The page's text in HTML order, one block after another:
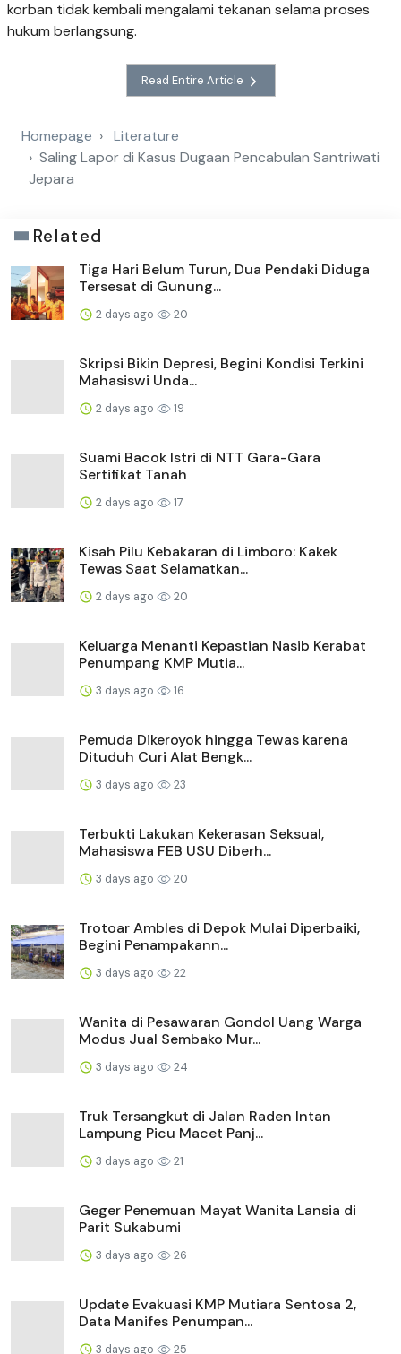
korban tidak kembali mengalami tekanan selama proses
hukum berlangsung.
Read Entire Article
Homepage
Literature
Saling Lapor di Kasus Dugaan Pencabulan Santriwati
Jepara
Related
Tiga Hari Belum Turun, Dua Pendaki Diduga
Tersesat di Gunung...
2 days ago 20
Skripsi Bikin Depresi, Begini Kondisi Terkini
Mahasiswi Unda...
2 days ago 19
Suami Bacok Istri di NTT Gara-Gara
Sertifikat Tanah
2 days ago 17
Kisah Pilu Kebakaran di Limboro: Kakek
Tewas Saat Selamatkan...
2 days ago 20
Keluarga Menanti Kepastian Nasib Kerabat
Penumpang KMP Mutia...
3 days ago 16
Pemuda Dikeroyok hingga Tewas karena
Dituduh Curi Alat Bengk...
3 days ago 23
Terbukti Lakukan Kekerasan Seksual,
Mahasiswa FEB USU Diberh...
3 days ago 20
Trotoar Ambles di Depok Mulai Diperbaiki,
Begini Penampakann...
3 days ago 22
Wanita di Pesawaran Gondol Uang Warga
Modus Jual Sembako Mur...
3 days ago 24
Truk Tersangkut di Jalan Raden Intan
Lampung Picu Macet Panj...
3 days ago 21
Geger Penemuan Mayat Wanita Lansia di
Parit Sukabumi
3 days ago 26
Update Evakuasi KMP Mutiara Sentosa 2,
Data Manifes Penumpan...
3 days ago 25